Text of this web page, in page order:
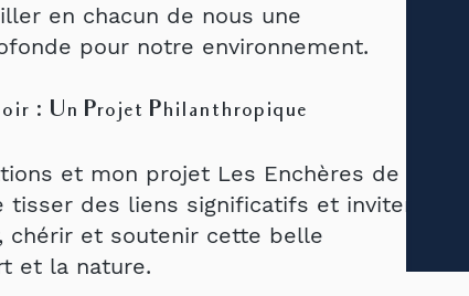
en chacun de nous une
pour notre environnement.
: Un Projet Philanthropique
et mon projet Les Enchères de
tisser des liens significatifs et inviter
chérir et soutenir cette belle
et la nature.